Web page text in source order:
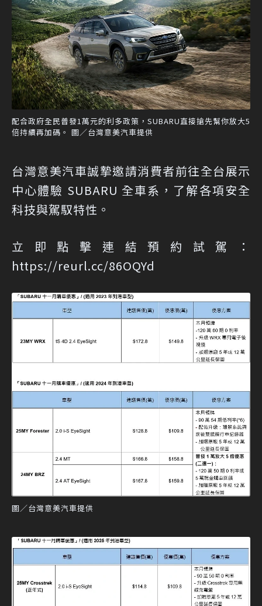
配合政府全民普發1萬元的利多政策，SUBARU直接搶先幫你放大5
倍持續再加碼。 圖／台灣意美汽車提供
台灣意美汽車誠摯邀請消費者前往全台展示
中心體驗 SUBARU 全車系，了解各項安全
科技與駕馭特性。
立即點擊連結預約試駕：
https://reurl.cc/86OQYd
圖／台灣意美汽車提供